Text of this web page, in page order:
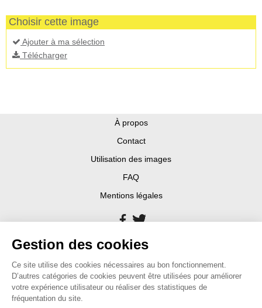
Choisir cette image
Ajouter à ma sélection
Télécharger
À propos
Contact
Utilisation des images
FAQ
Mentions légales
Gestion des cookies
Ce site utilise des cookies nécessaires au bon fonctionnement.
D’autres catégories de cookies peuvent être utilisées pour améliorer
votre expérience utilisateur ou réaliser des statistiques de
fréquentation du site.